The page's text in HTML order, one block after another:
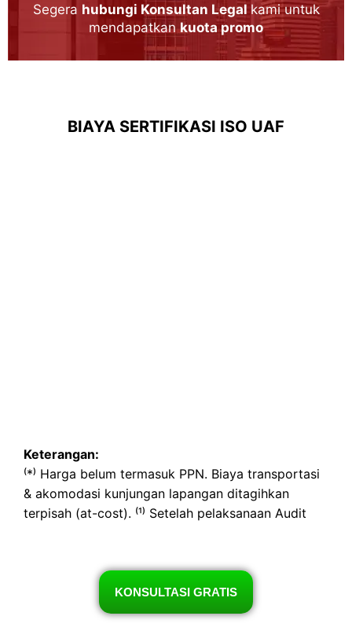
Segera hubungi Konsultan Legal kami untuk
mendapatkankuota promo
BIAYA SERTIFIKASI ISO UAF